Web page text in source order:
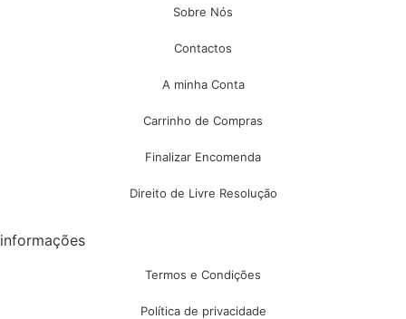
Sobre Nós
Contactos
A minha Conta
Carrinho de Compras
Finalizar Encomenda
Direito de Livre Resolução
informações
Termos e Condições
Política de privacidade